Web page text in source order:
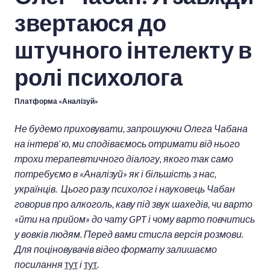
звертаюся до
штучного інтелекту в
ролі психолога
Платформа «Аналізуй»
Не будемо приховувати, запрошуючи Олега Чабана
на інтерв`ю, ми сподіваємось отримати від нього
трохи терапевтичного діалогу, якого так само
потребуємо в «Аналізуй» як і більшість з нас,
українців. Цього разу психолог і науковець Чабан
говорив про алкоголь, каву під звук шахедів, чи варто
«йти на прийом» до чату GPT і чому варто повчитись
у вовків людям. Перед вами стисла версія розмови.
Для поціновувачів відео формату залишаємо
посиланнятутітут.